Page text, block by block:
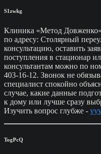
S1zwkg
Клиника «Метод
по адресу: Столярный
консультацию, оставить
поступления в стационар
консультантам можно по
403-16-12. Звонок не
специалист спокойно
случае, какие данные
к дому или лучше сразу
Изучить вопрос глубже -
TogPcQ